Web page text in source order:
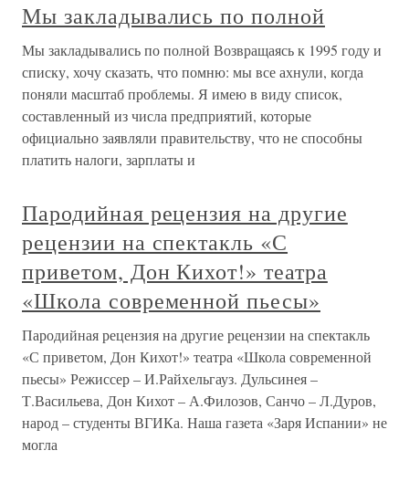
Мы закладывались по полной
Мы закладывались по полной Возвращаясь к 1995 году и
списку, хочу сказать, что помню: мы все ахнули, когда
поняли масштаб проблемы. Я имею в виду список,
составленный из числа предприятий, которые
официально заявляли правительству, что не способны
платить налоги, зарплаты и
Пародийная рецензия на другие
рецензии на спектакль «С
приветом, Дон Кихот!» театра
«Школа современной пьесы»
Пародийная рецензия на другие рецензии на спектакль
«С приветом, Дон Кихот!» театра «Школа современной
пьесы» Режиссер – И.Райхельгауз. Дульсинея –
Т.Васильева, Дон Кихот – А.Филозов, Санчо – Л.Дуров,
народ – студенты ВГИКа. Наша газета «Заря Испании» не
могла